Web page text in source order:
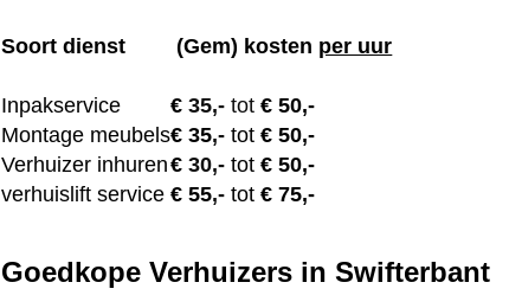
Soort dienst (Gem) kosten per uur
Inpakservice €35,- tot € 50,-
Montage meubels€ 35,- tot€ 50,-
Verhuizer inhuren€30,- tot€ 50,-
verhuislift service € 55,- tot€ 75,-
Goedkope Verhuizers in Swifterbant